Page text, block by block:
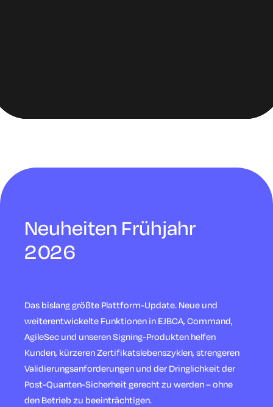
Neuheiten Frühjahr
2026
Das bislang größte Plattform-Update. Neue und
weiterentwickelte Funktionen in EJBCA, Command,
AgileSec und unseren Signing-Produkten helfen
Kunden, kürzeren Zertifikatslebenszyklen, strengeren
Validierungsanforderungen und der Dringlichkeit der
Post-Quanten-Sicherheit gerecht zu werden – ohne
den Betrieb zu beeinträchtigen.